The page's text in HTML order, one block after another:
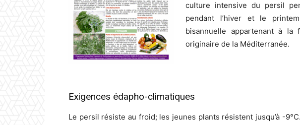
culture intensive du persil
pendant l’hiver et le
bisannuelle appartenant à
originaire de la Méditerranée.
Exigences édapho-climatiques
Le persil résiste au froid; les jeunes plants résistent jusqu’à -